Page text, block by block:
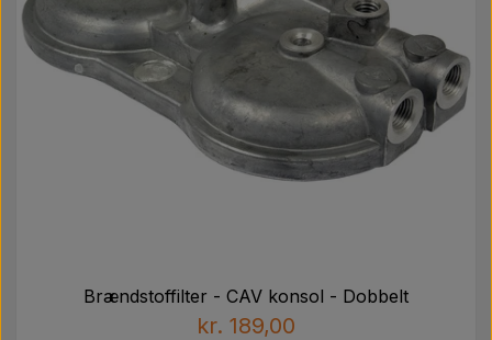
Brændstoffilter - CAV konsol - Dobbelt
kr. 189,00